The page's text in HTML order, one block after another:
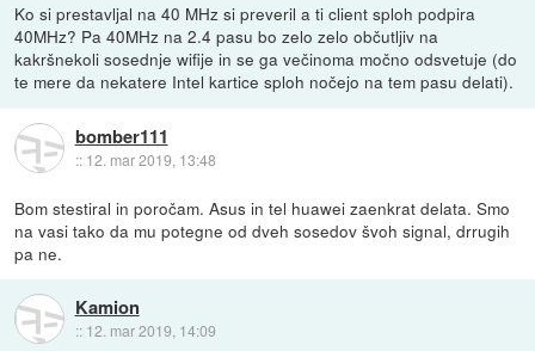
Ko si prestavljal na 40 MHz si preveril a ti client sploh podpira
40MHz? Pa 40MHz na 2.4 pasu bo zelo zelo občutljiv na
kakršnekoli sosednje wifije in se ga večinoma močno odsvetuje (do
te mere da nekatere Intel kartice sploh nočejo na tem pasu delati).
bomber111
:: 12. mar 2019, 13:48
Bom stestiral in poročam. Asus in tel huawei zaenkrat delata. Smo
na vasi tako da mu potegne od dveh sosedov švoh signal, drrugih
pa ne.
Kamion
:: 12. mar 2019, 14:09